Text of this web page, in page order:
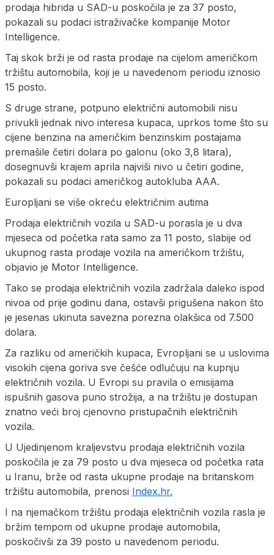
prodaja hibrida u SAD-u poskočila je za 37 posto,
pokazali su podaci istraživačke kompanije Motor
Intelligence.
Taj skok brži je od rasta prodaje na cijelom američkom
tržištu automobila, koji je u navedenom periodu iznosio
15 posto.
S druge strane, potpuno električni automobili nisu
privukli jednak nivo interesa kupaca, uprkos tome što su
cijene benzina na američkim benzinskim postajama
premašile četiri dolara po galonu (oko 3,8 litara),
dosegnuvši krajem aprila najviši nivo u četiri godine,
pokazali su podaci američkog autokluba AAA.
Europljani se više okreću električnim autima
Prodaja električnih vozila u SAD-u porasla je u dva
mjeseca od početka rata samo za 11 posto, slabije od
ukupnog rasta prodaje vozila na američkom tržištu,
objavio je Motor Intelligence.
Tako se prodaja električnih vozila zadržala daleko ispod
nivoa od prije godinu dana, ostavši prigušena nakon što
je jesenas ukinuta savezna porezna olakšica od 7.500
dolara.
Za razliku od američkih kupaca, Evropljani se u uslovima
visokih cijena goriva sve češće odlučuju na kupnju
električnih vozila. U Evropi su pravila o emisijama
ispušnih gasova puno strožija, a na tržištu je dostupan
znatno veći broj cjenovno pristupačnih električnih
vozila.
U Ujedinjenom kraljevstvu prodaja električnih vozila
poskočila je za 79 posto u dva mjeseca od početka rata
u Iranu, brže od rasta ukupne prodaje na britanskom
tržištu automobila, prenosi Index.hr.
I na njemačkom tržištu prodaja električnih vozila rasla je
bržim tempom od ukupne prodaje automobila,
poskočivši za 39 posto u navedenom periodu.